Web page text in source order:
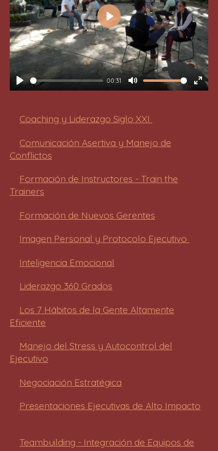
P
a
00:31
M
E
P
l
a
y
Coaching y Liderazgo Siglo XXI
Comunicación Asertiva y Manejo de
Conflictos
Formación de Instructores - Train the
Trainers
Formación de Nuevos Gerentes
Imagen Personal y Protocolo Ejecutivo
Inteligencia Emocional
Liderazgo 360 Grados
Los 7 Hábitos de la Gente Altamente
Eficiente
Manejo del Stress y Autocontrol del
Ejecutivo
Negociación Estratégica
Presentaciones Ejecutivas de Alto Impacto
Teambuilding - Integración de Equipos de